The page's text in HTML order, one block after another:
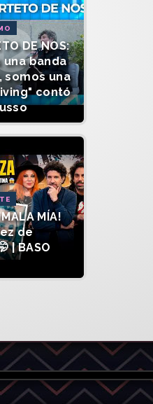
DE NOS:
una banda
somos una
contó
MÍA!
de
| BASO